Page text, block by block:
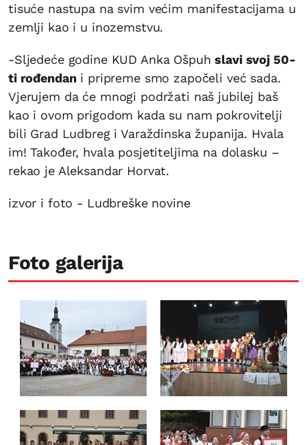
tisuće nastupa na svim većim manifestacijama u
zemlji kao i u inozemstvu.
-Sljedeće godine KUD Anka Ošpuhslavi svoj 50-
ti rođendani pripreme smo započeli već sada.
Vjerujem da će mnogi podržati naš jubilej baš
kao i ovom prigodom kada su nam pokrovitelji
bili Grad Ludbreg i Varaždinska županija. Hvala
im! Također, hvala posjetiteljima na dolasku –
rekao je Aleksandar Horvat.
izvor i foto - Ludbreške novine
Foto galerija